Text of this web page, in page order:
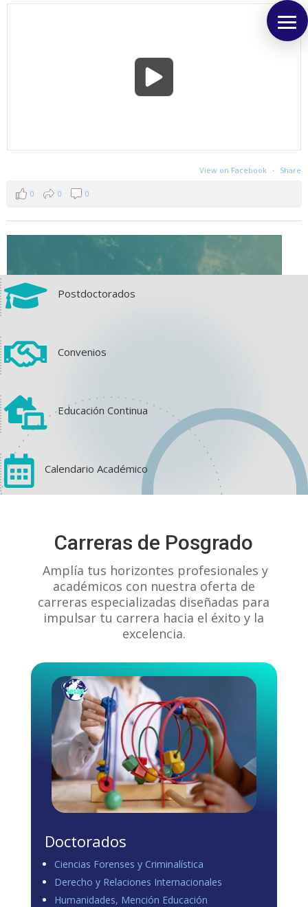
View on Facebook · Share
0 0 0
1 0
 Postdoctorados
 Convenios
 Educación Continua
 Calendario Académico
Carreras de Posgrado
Amplía tus horizontes profesionales y
académicos con nuestra oferta de
carreras especializadas diseñadas para
impulsar tu carrera hacia el éxito y la
excelencia.
Doctorados
Ciencias Forenses y Criminalística
Derecho y Relaciones Internacionales
Humanidades, Mención Educación